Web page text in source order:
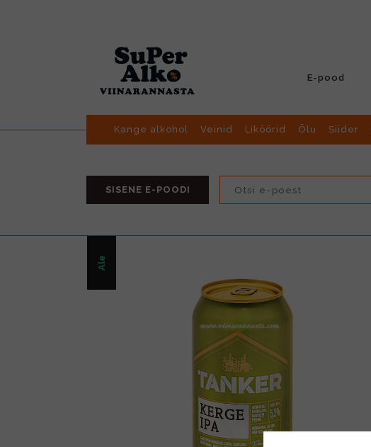
E-pood
Kange alkohol Veinid Liköörid Õlu Siider
SISENE E-POODI
Ale